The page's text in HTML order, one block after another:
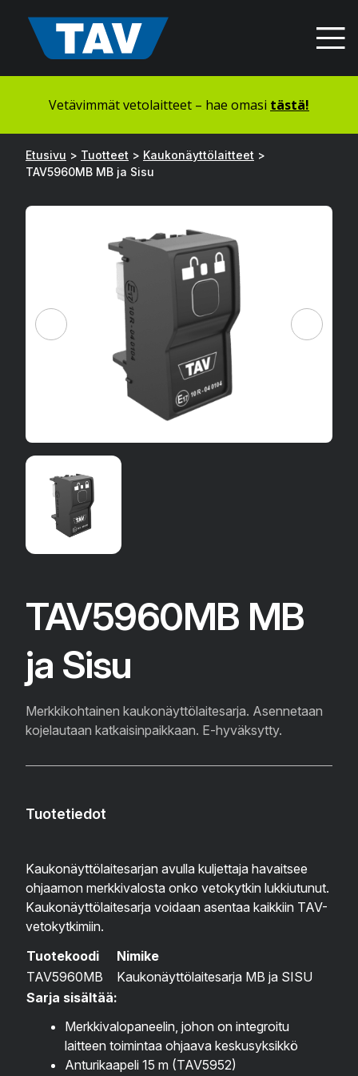
sisältöön
Vetävimmät vetolaitteet – hae omasi tästä!
Etusivu > Tuotteet > Kaukonäyttölaitteet >
TAV5960MB MB ja Sisu
TAV5960MB MB
ja Sisu
Merkkikohtainen kaukonäyttölaitesarja. Asennetaan
kojelautaan katkaisinpaikkaan. E-hyväksytty.
Tuotetiedot
Kaukonäyttölaitesarjan avulla kuljettaja havaitsee
ohjaamon merkkivalosta onko vetokytkin lukkiutunut.
Kaukonäyttölaitesarja voidaan asentaa kaikkiin TAV-
vetokytkimiin.
Tuotekoodi
Nimike
TAV5960MB
Kaukonäyttölaitesarja MB ja SISU
Sarja sisältää:
Merkkivalopaneelin, johon on integroitu
laitteen toimintaa ohjaava keskusyksikkö
Anturikaapeli 15 m (TAV5952)